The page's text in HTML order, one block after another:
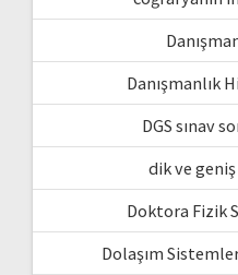
Danışmanlık
DGS sınav
dik ve geniş
Doktora Fizik
Dolaşım